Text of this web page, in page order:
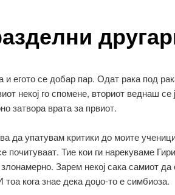
и егото се добар пар. Одат рака под
некој го спомене, вториот веднаш се
затвора врата за првиот.
да упатувам критики до моите
почитуваат. Тие кои ги нарекуваме
Зарем некој сака самиот да
тоа кога знае дека доџо-то е симбиоза.